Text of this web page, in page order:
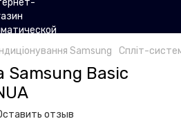
Samsung Спліт-
Samsung Basic
отзыв